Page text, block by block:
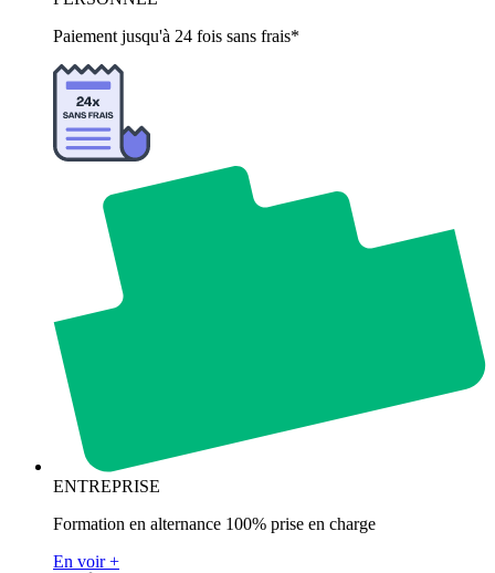
Paiement jusqu'à 24 fois sans frais*
ENTREPRISE
Formation en alternance 100% prise en charge
En voir +